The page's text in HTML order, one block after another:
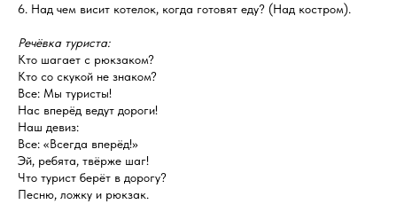
6. Над чем висит котелок, когда готовят еду? (Над костром).
Речёвка туриста:
Кто шагает с рюкзаком?
Кто со скукой не знаком?
Все: Мы туристы!
Нас вперёд ведут дороги!
Наш девиз:
Все: «Всегда вперёд!»
Эй, ребята, твёрже шаг!
Что турист берёт в дорогу?
Песню, ложку и рюкзак.